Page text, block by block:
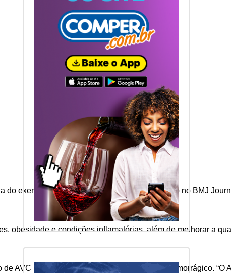
exercício para a saúde. Um estudo publicado no BMJ
obesidade e condições inflamatórias, além de melhorar
AVC isquêmico e de 16% no risco de AVC hemorrágico.